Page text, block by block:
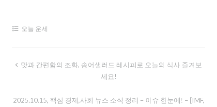
오늘 운세
글맛과 간편함의 조화, 송어샐러드 레시피로 오늘의 식사 즐겨보
세요!
2025.10.15, 핵심 경제,사회 뉴스 소식 정리 – 이슈 한눈에! – [IMF,